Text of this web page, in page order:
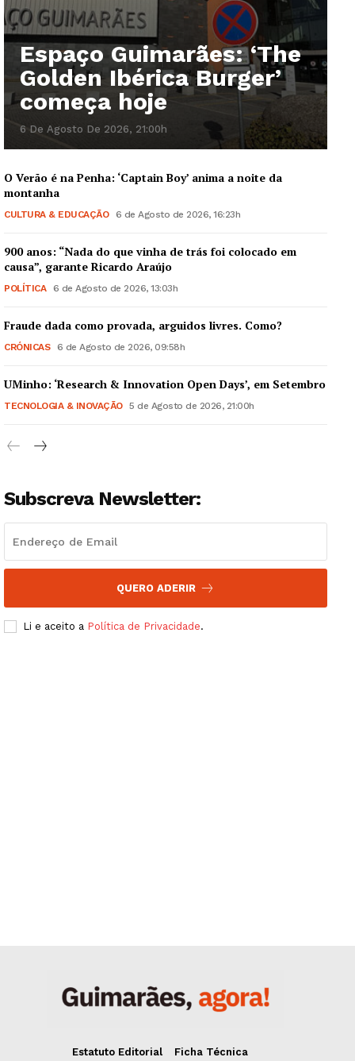
Guimarães, agora!
Institucional
Artigos
Grande Entrevista
Espaço Guimarães: ‘The
Golden Ibérica Burger’
começa hoje
6 De Agosto De 2026, 21:00h
O Verão é na Penha: ‘Captain Boy’ anima a noite da
montanha
CULTURA & EDUCAÇÃO 6 de Agosto de 2026, 16:23h
900 anos: “Nada do que vinha de trás foi colocado em
causa”, garante Ricardo Araújo
POLÍTICA 6 de Agosto de 2026, 13:03h
Fraude dada como provada, arguidos livres. Como?
CRÓNICAS 6 de Agosto de 2026, 09:58h
UMinho: ‘Research & Innovation Open Days’, em Setembro
TECNOLOGIA & INOVAÇÃO 5 de Agosto de 2026, 21:00h
Subscreva Newsletter:
QUERO ADERIR
Li e aceito a Política de Privacidade.
Estatuto Editorial
Ficha Técnica